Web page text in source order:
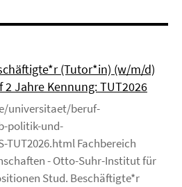
(Tutor*in) (w/m/d)
Jahre Kennung: TUT2026
universitaet/beruf-
politik-und-
TUT2026.html Fachbereich
- Otto-Suhr-Institut für
Stud. Beschäftigte*r